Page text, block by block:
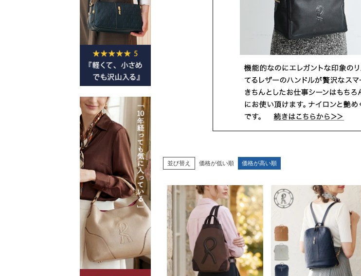
並び替え 価格が低い順 価格が高い順